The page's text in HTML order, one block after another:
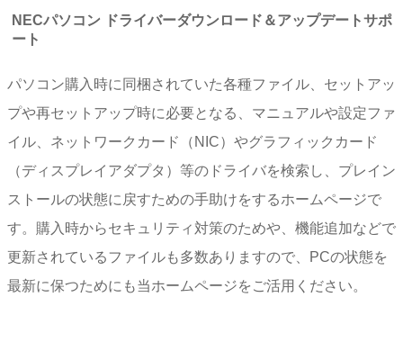
NECパソコン ドライバーダウンロード＆アップデートサポ
ート
パソコン購入時に同梱されていた各種ファイル、セットアッ
プや再セットアップ時に必要となる、マニュアルや設定ファ
イル、ネットワークカード（NIC）やグラフィックカード
（ディスプレイアダプタ）等のドライバを検索し、プレイン
ストールの状態に戻すための手助けをするホームページで
す。購入時からセキュリティ対策のためや、機能追加などで
更新されているファイルも多数ありますので、PCの状態を
最新に保つためにも当ホームページをご活用ください。